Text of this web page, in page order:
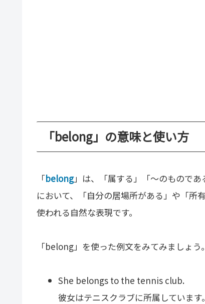
「belong」の意味と使い方
「belong」は、「属する」「〜のもので
において、「自分の居場所がある」や「所
使われる自然な表現です。
「belong」を使った例文をみてみましょう。
She belongs to the tennis club.
彼女はテニスクラブに所属しています。